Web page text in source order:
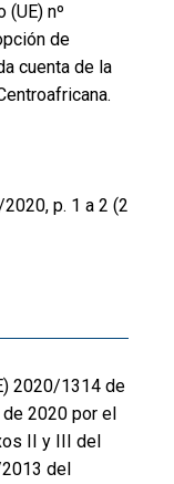
(UE) nº
de
cuenta de la
p. 1 a 2 (2
2020/1314 de
2020 por el
II y III del
del